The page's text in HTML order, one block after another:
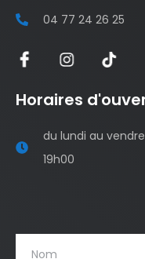
04 77 24 26 25
Horaires
du lundi au
19h00